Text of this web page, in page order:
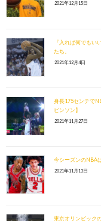
2021年12月15日
『入れば何でも
たち。
2021年12月4日
身長175センチで
ビンソン】
2021年11月27日
今シーズンのNBA
2021年11月13日
東京オリンピック